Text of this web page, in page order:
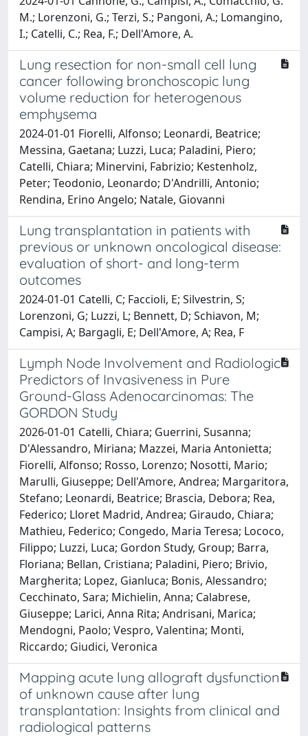
M.; Lorenzoni, G.; Terzi, S.; Pangoni, A.; Lomangino,
I.; Catelli, C.; Rea, F.; Dell'Amore, A.
Lung resection for non-small cell lung
cancer following bronchoscopic lung
volume reduction for heterogenous
emphysema
2024-01-01 Fiorelli, Alfonso; Leonardi, Beatrice;
Messina, Gaetana; Luzzi, Luca; Paladini, Piero;
Catelli, Chiara; Minervini, Fabrizio; Kestenholz,
Peter; Teodonio, Leonardo; D'Andrilli, Antonio;
Rendina, Erino Angelo; Natale, Giovanni
Lung transplantation in patients with
previous or unknown oncological disease:
evaluation of short- and long-term
outcomes
2024-01-01 Catelli, C; Faccioli, E; Silvestrin, S;
Lorenzoni, G; Luzzi, L; Bennett, D; Schiavon, M;
Campisi, A; Bargagli, E; Dell'Amore, A; Rea, F
Lymph Node Involvement and Radiologic
Predictors of Invasiveness in Pure
Ground-Glass Adenocarcinomas: The
GORDON Study
2026-01-01 Catelli, Chiara; Guerrini, Susanna;
D'Alessandro, Miriana; Mazzei, Maria Antonietta;
Fiorelli, Alfonso; Rosso, Lorenzo; Nosotti, Mario;
Marulli, Giuseppe; Dell'Amore, Andrea; Margaritora,
Stefano; Leonardi, Beatrice; Brascia, Debora; Rea,
Federico; Lloret Madrid, Andrea; Giraudo, Chiara;
Mathieu, Federico; Congedo, Maria Teresa; Lococo,
Filippo; Luzzi, Luca; Gordon Study, Group; Barra,
Floriana; Bellan, Cristiana; Paladini, Piero; Brivio,
Margherita; Lopez, Gianluca; Bonis, Alessandro;
Cecchinato, Sara; Michielin, Anna; Calabrese,
Giuseppe; Larici, Anna Rita; Andrisani, Marica;
Mendogni, Paolo; Vespro, Valentina; Monti,
Riccardo; Giudici, Veronica
Mapping acute lung allograft dysfunction
of unknown cause after lung
transplantation: Insights from clinical and
radiological patterns